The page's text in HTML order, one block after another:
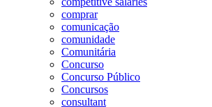
comprar
comunicação
comunidade
Comunitária
Concurso
Concurso Público
Concursos
consultant